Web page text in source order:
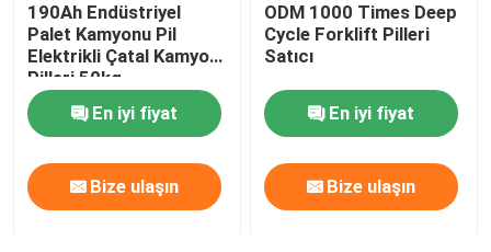
190Ah Endüstriyel
Palet Kamyonu Pil
Elektrikli Çatal Kamyon
Pilleri 50kg
En iyi fiyat
Bize ulaşın
ODM 1000 Times Deep
Cycle Forklift Pilleri
Satıcı
En iyi fiyat
Bize ulaşın